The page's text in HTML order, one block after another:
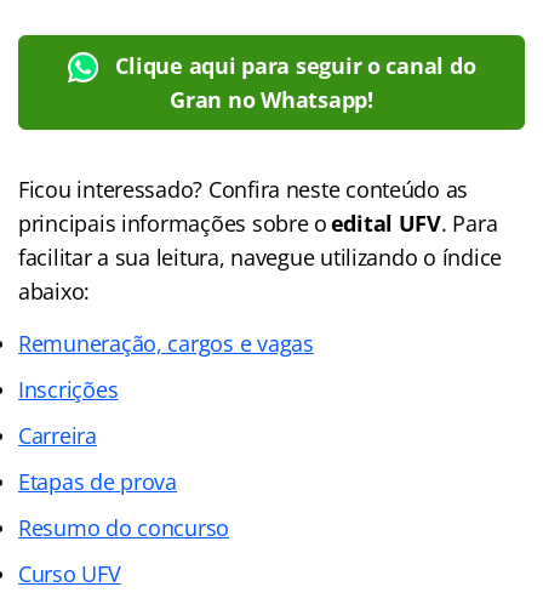
Clique aqui para seguir o canal do
Gran no Whatsapp!
Ficou interessado? Confira neste conteúdo as
principais informações sobre oedital UFV. Para
facilitar a sua leitura, navegue utilizando o índice
abaixo:
Remuneração, cargos e vagas
Inscrições
Carreira
Etapas de prova
Resumo do concurso
Curso UFV